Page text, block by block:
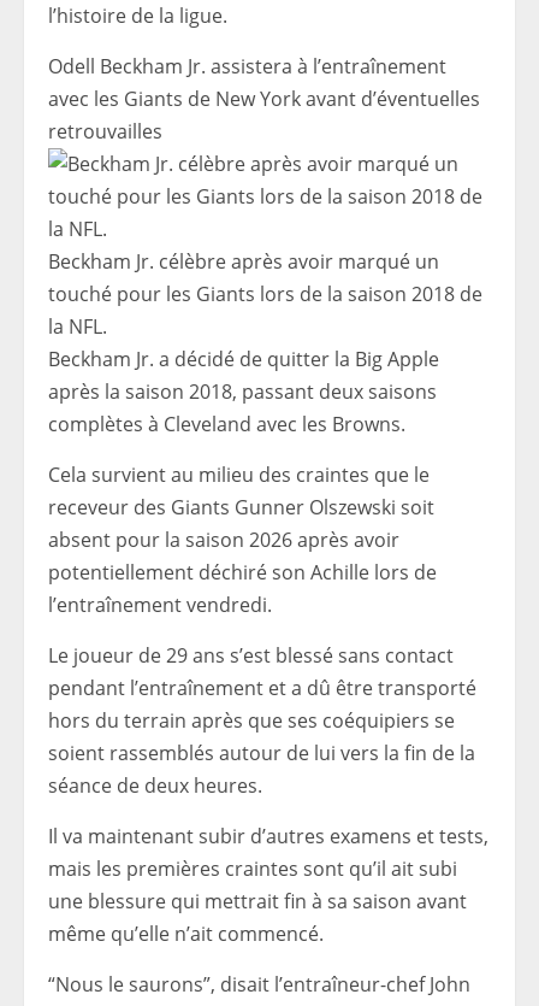
l’histoire de la ligue.
Odell Beckham Jr. assistera à l’entraînement
avec les Giants de New York avant d’éventuelles
retrouvailles
Beckham Jr. célèbre après avoir marqué un
touché pour les Giants lors de la saison 2018 de
la NFL.
Beckham Jr. a décidé de quitter la Big Apple
après la saison 2018, passant deux saisons
complètes à Cleveland avec les Browns.
Cela survient au milieu des craintes que le
receveur des Giants Gunner Olszewski soit
absent pour la saison 2026 après avoir
potentiellement déchiré son Achille lors de
l’entraînement vendredi.
Le joueur de 29 ans s’est blessé sans contact
pendant l’entraînement et a dû être transporté
hors du terrain après que ses coéquipiers se
soient rassemblés autour de lui vers la fin de la
séance de deux heures.
Il va maintenant subir d’autres examens et tests,
mais les premières craintes sont qu’il ait subi
une blessure qui mettrait fin à sa saison avant
même qu’elle n’ait commencé.
“Nous le saurons”, disait l’entraîneur-chef John